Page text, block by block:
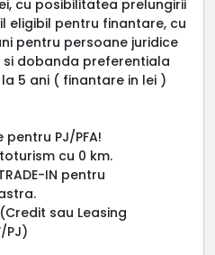
cu posibilitatea prelungirii
eligibil pentru finantare, cu
pentru persoane juridice
si dobanda preferentiala
5 ani ( finantare in lei )
PJ/PFA!
cu 0 km.
IN pentru
sau Leasing
PJ)